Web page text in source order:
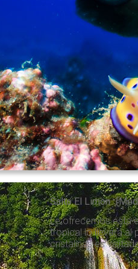
Salto El Limon
Le ofrecemos esta
tropical lo llevará al
cristalinas es